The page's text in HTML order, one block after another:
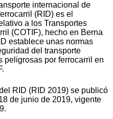
internacional de
(RID) es el
a los Transportes
(COTIF), hecho en Berna
establece unas normas
del transporte
peligrosas por ferrocarril en
RID (RID 2019) se publicó
de junio de 2019, vigente